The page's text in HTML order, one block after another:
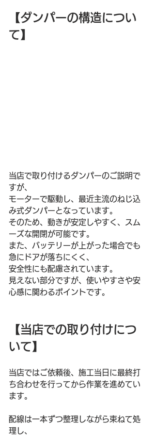
【ダンパーの構造につい
て】
当店で取り付けるダンパーのご説明で
すが、
モーターで駆動し、最近主流のねじ込
み式ダンパーとなっています。
そのため、動きが安定しやすく、スム
ーズな開閉が可能です。
また、バッテリーが上がった場合でも
急にドアが落ちにくく、
安全性にも配慮されています。
見えない部分ですが、使いやすさや安
心感に関わるポイントです。
【当店での取り付けにつ
いて】
当店ではご依頼後、施工当日に最終打
ち合わせを行ってから作業を進めてい
ます。
配線は一本ずつ整理しながら束ねて処
理し、